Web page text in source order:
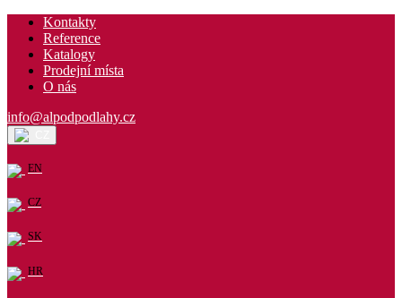
Kontakty
Reference
Katalogy
Prodejní místa
O nás
info@alpodpodlahy.cz
EN
CZ
SK
HR